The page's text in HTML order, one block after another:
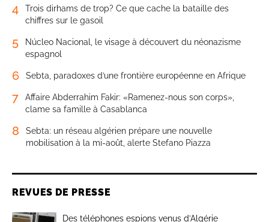
4
Trois dirhams de trop? Ce que cache la bataille des
chiffres sur le gasoil
5
Núcleo Nacional, le visage à découvert du néonazisme
espagnol
6 Sebta, paradoxes d’une frontière européenne en Afrique
7
Affaire Abderrahim Fakir: «Ramenez-nous son corps»,
clame sa famille à Casablanca
8
Sebta: un réseau algérien prépare une nouvelle
mobilisation à la mi-août, alerte Stefano Piazza
REVUES DE PRESSE
Des téléphones espions venus d’Algérie